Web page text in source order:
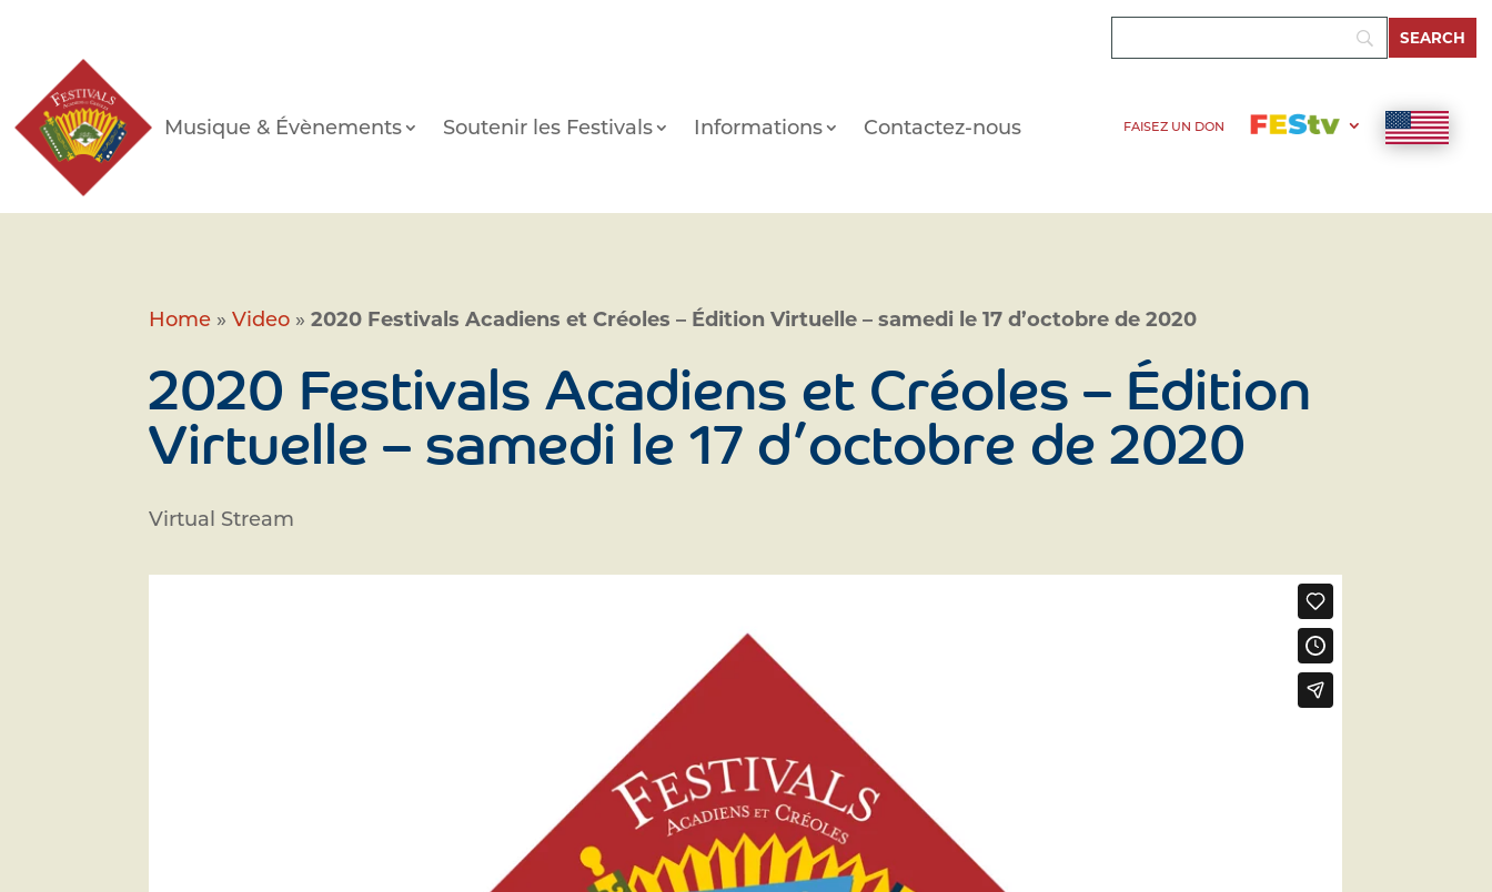
Musique & Évènements Soutenir les Festivals Informations Contactez-nous FAISEZ UN DON
Home »Video »2020 Festivals Acadiens et Créoles – Édition Virtuelle – samedi le 17 d’octobre de 2020
2020 Festivals Acadiens et Créoles – Édition
Virtuelle – samedi le 17 d’octobre de 2020
Virtual Stream